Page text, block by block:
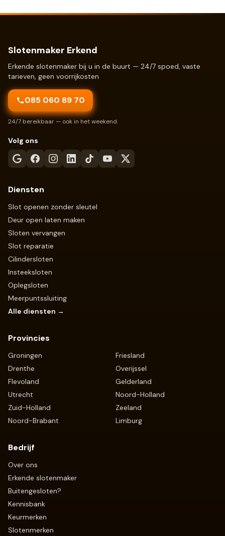
Slotenmaker Erkend
Erkende slotenmaker bij u in de buurt — 24/7 spoed, vaste
tarieven, geen voorrijkosten
085 060 89 70
24/7 bereikbaar — ook in het weekend.
Volg ons
Diensten
Slot openen zonder sleutel
Deur open laten maken
Sloten vervangen
Slot reparatie
Cilindersloten
Insteeksloten
Oplegsloten
Meerpuntssluiting
Alle diensten →
Provincies
Groningen
Friesland
Drenthe
Overijssel
Flevoland
Gelderland
Utrecht
Noord-Holland
Zuid-Holland
Zeeland
Noord-Brabant
Limburg
Bedrijf
Over ons
Erkende slotenmaker
Buitengesloten?
Kennisbank
Keurmerken
Slotenmerken